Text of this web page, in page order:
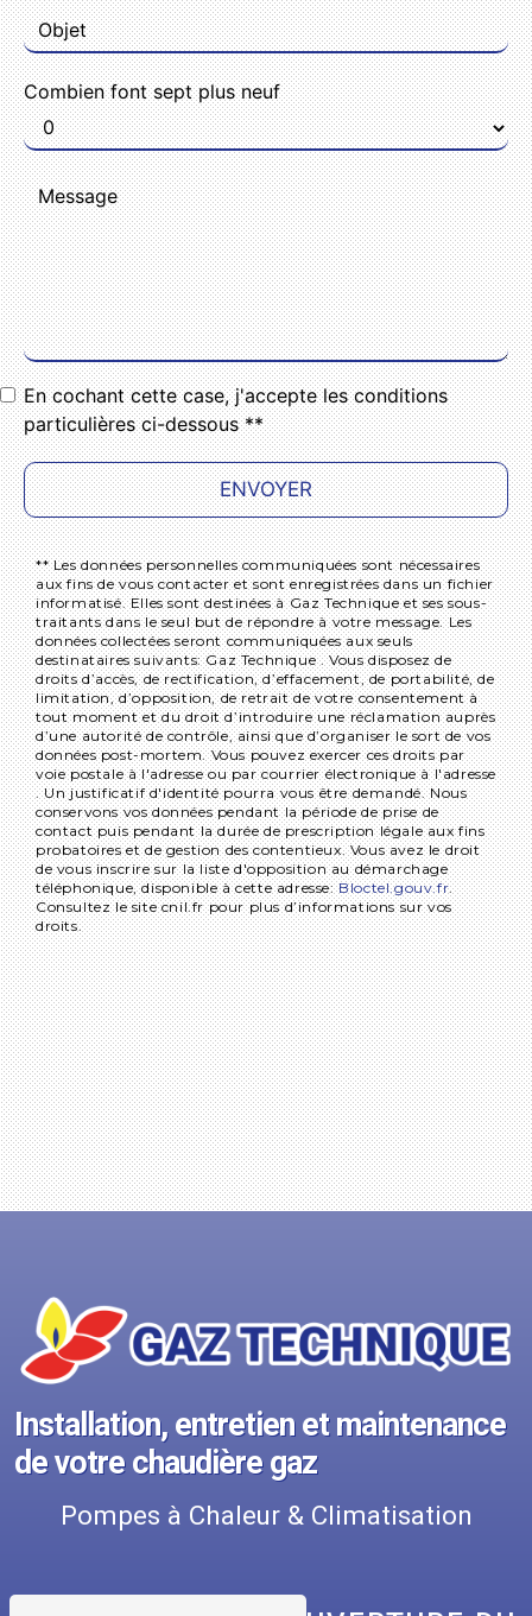
Combien font sept plus neuf
En cochant cette case, j'accepte les conditions
particulières ci-dessous **
ENVOYER
** Les données personnelles communiquées sont nécessaires
aux fins de vous contacter et sont enregistrées dans un fichier
informatisé. Elles sont destinées à Gaz Technique et ses sous-
traitants dans le seul but de répondre à votre message. Les
données collectées seront communiquées aux seuls
destinataires suivants: Gaz Technique . Vous disposez de
droits d’accès, de rectification, d’effacement, de portabilité, de
limitation, d’opposition, de retrait de votre consentement à
tout moment et du droit d’introduire une réclamation auprès
d’une autorité de contrôle, ainsi que d’organiser le sort de vos
données post-mortem. Vous pouvez exercer ces droits par
voie postale à l'adresse ou par courrier électronique à l'adresse
. Un justificatif d'identité pourra vous être demandé. Nous
conservons vos données pendant la période de prise de
contact puis pendant la durée de prescription légale aux fins
probatoires et de gestion des contentieux. Vous avez le droit
de vous inscrire sur la liste d'opposition au démarchage
téléphonique, disponible à cette adresse:Bloctel.gouv.fr.
Consultez le site cnil.fr pour plus d’informations sur vos
droits.
Installation, entretien et maintenance
de votre chaudière gaz
Pompes à Chaleur & Climatisation